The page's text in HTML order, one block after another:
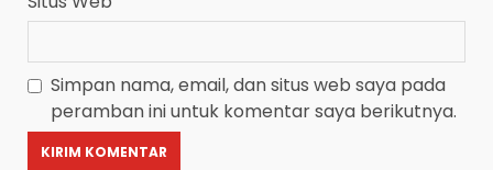
Simpan nama, email, dan situs web saya pada
peramban ini untuk komentar saya berikutnya.